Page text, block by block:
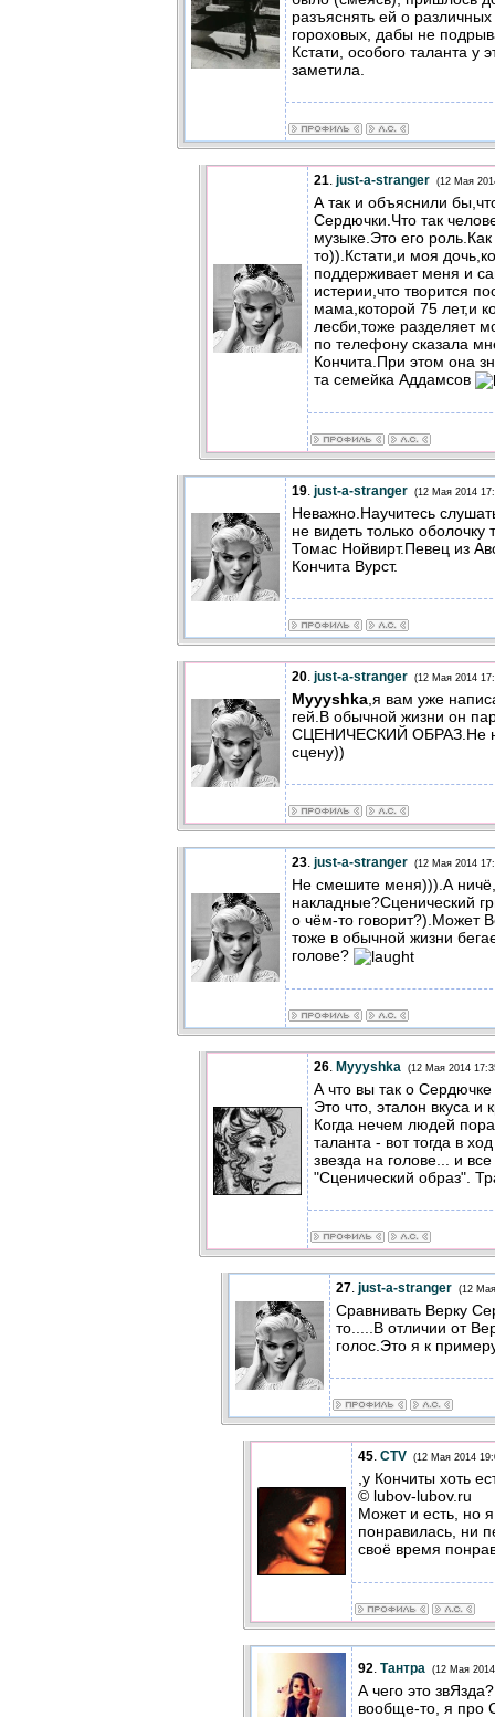
разъяснять ей о
гороховых, дабы не
Кстати, особого таланта у
заметила.
21. just-a-stranger (12 Мая
А так и объяснили
Сердючки.Что так
музыке.Это его
то)).Кстати,и моя
поддерживает меня и
истерии,что творится
мама,которой 75 лет,и
лесби,тоже разделяет
по телефону сказала
Кончита.При этом она
та семейка Аддамсов
19. just-a-stranger (12 Мая 2014
Неважно.Научитесь
не видеть только оболочку
Томас Нойвирт.Певец из
Кончита Вурст.
20. just-a-stranger (12 Мая 2014
Myyyshka ,я вам уже
гей.В обычной жизни он
СЦЕНИЧЕСКИЙ ОБРАЗ.Не
сцену))
23. just-a-stranger (12 Мая 2014
Не смешите меня))).А
накладные?Сценический
о чём-то говорит?).Может
тоже в обычной жизни
голове?
26. Myyyshka (12 Мая 2014
А что вы так о Сердючке
Это что, эталон вкуса и
Когда нечем людей
таланта - вот тогда в
звезда на голове... и
"Сценический образ".
27. just-a-stranger (12
Сравнивать Верку
то.....В отличии от
голос.Это я к
45. CTV (12 Мая 2014
,у Кончиты хоть
© lubov-lubov.ru
Может и есть, но
понравилась, ни
своё время
92. Тантра (12 Мая
А чего это
вообще-то, я про